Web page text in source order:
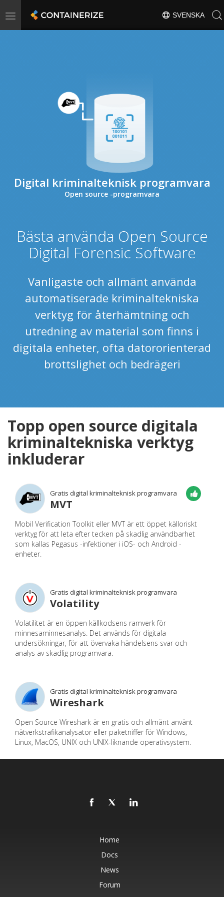
Toggle
SVENSKA
Digital kriminalteknisk programvara
Open source -programvara
Bästa använda Open Source
Digital Forensic Software
Vanligaste och allmänt använda
automatiserade kriminaltekniska
verktyg för återhämtning och
utredning av material som finns i
digitala enheter, ofta datororienterad
brottslighet och bedrägeri
Topp open source digitala
kriminaltekniska verktyg
inkluderar
Gratis digital kriminalteknisk programvara
MVT
Mobil Verification Toolkit eller MVT är ett öppet källoriskt
verktyg för att leta efter tecken på skadlig användbarhet
som kallas Pegasus -infektioner i iOS- och Android -
enheter.
Gratis digital kriminalteknisk programvara
Volatility
Volatilitet är en öppen källkodsens ramverk för
minnesaminnesanalys. Det används för digitala
undersökningar, för att övervaka händelsens svar och
analys av skadlig programvara.
Gratis digital kriminalteknisk programvara
Wireshark
Open Source Wireshark är en gratis och allmänt använt
nätverkstrafikanalysator eller paketniffer för Windows,
Linux, MacOS, UNIX och UNIX-liknande operativsystem.
Home
Docs
News
Forum